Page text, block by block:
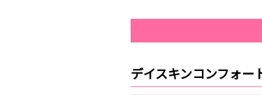
デイスキンコンフォー